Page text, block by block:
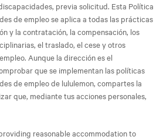
previa solicitud. Esta Política
de empleo se aplica a todas las prácticas
y la contratación, la compensación, los
el traslado, el cese y otros
Aunque la dirección es el
que se implementan las políticas
de empleo de lululemon, compartes la
que, mediante tus acciones personales,
reasonable accommodation to